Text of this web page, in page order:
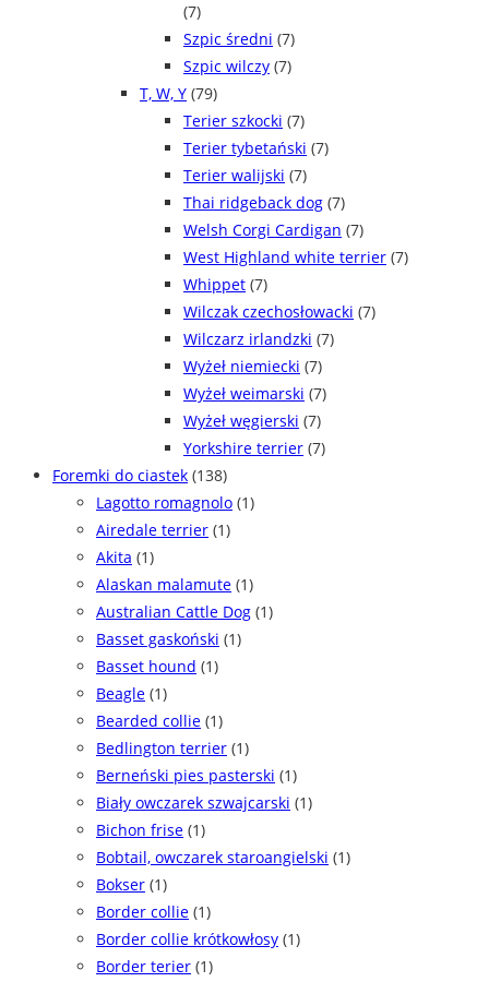
(7)
Szpic średni (7)
Szpic wilczy (7)
T, W, Y (79)
Terier szkocki (7)
Terier tybetański (7)
Terier walijski (7)
Thai ridgeback dog (7)
Welsh Corgi Cardigan (7)
West Highland white terrier (7)
Whippet (7)
Wilczak czechosłowacki (7)
Wilczarz irlandzki (7)
Wyżeł niemiecki (7)
Wyżeł weimarski (7)
Wyżeł węgierski (7)
Yorkshire terrier (7)
Foremki do ciastek (138)
Lagotto romagnolo (1)
Airedale terrier (1)
Akita (1)
Alaskan malamute (1)
Australian Cattle Dog (1)
Basset gaskoński (1)
Basset hound (1)
Beagle (1)
Bearded collie (1)
Bedlington terrier (1)
Berneński pies pasterski (1)
Biały owczarek szwajcarski (1)
Bichon frise (1)
Bobtail, owczarek staroangielski (1)
Bokser (1)
Border collie (1)
Border collie krótkowłosy (1)
Border terier (1)